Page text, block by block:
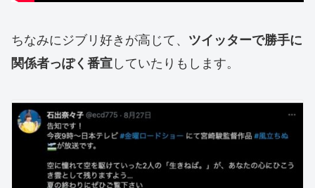
ちなみにジブリ好きが高じて、 ツイッターで勝手に
関係者っぽく番宣していたりもします。